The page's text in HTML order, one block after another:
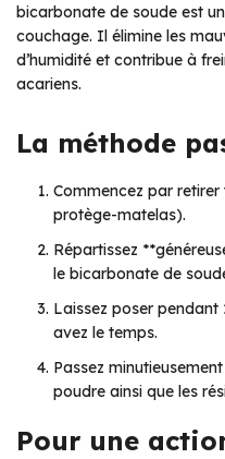
bicarbonate de soude est
couchage. Il élimine les
d’humidité et contribue à
acariens.
La méthode
Commencez par
protège-matelas).
Répartissez
le bicarbonate de
Laissez poser pendant
avez le temps.
Passez
poudre ainsi que les
Pour une